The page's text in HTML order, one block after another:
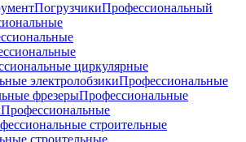
ПогрузчикиПрофессиональный
циркулярные
электролобзикиПрофессиональные
фрезерыПрофессиональные
Профессиональные
строительные
строительные